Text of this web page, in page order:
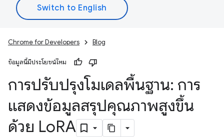
Chrome for Developers Blog
ข้อมูลนี้มีประโยชน์ไหม
การปรับปรุงโมเดลพื้นฐาน: การ
แสดงข้อมูลสรุปคุณภาพสูงขึ้น
ด้วย LoRA